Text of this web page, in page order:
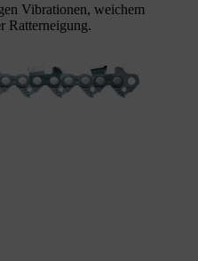
Vibrationen, weichem
Ratterneigung.